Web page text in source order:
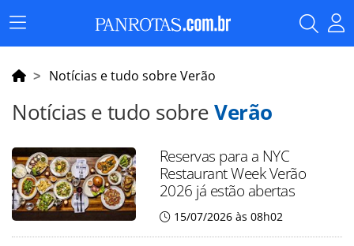
Menu
Principal
Notícias e tudo sobre Verão
Notícias e tudo sobreVerão
Reservas para a NYC
Restaurant Week Verão
2026 já estão abertas
15/07/2026 às 08h02